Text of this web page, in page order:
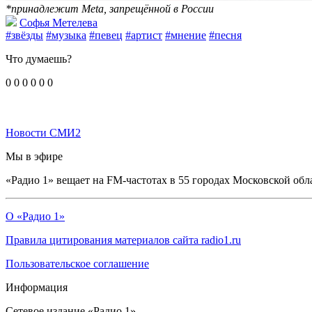
*принадлежит Meta, запрещённой в России
Софья Метелева
#звёзды #музыка #певец #артист #мнение #песня
Что думаешь?
0 0 0 0 0 0
Новости СМИ2
Мы в эфире
«Радио 1» вещает на FM-частотах в 55 городах Московской
О «Радио 1»
Правила цитирования материалов сайта radio1.ru
Пользовательское соглашение
Информация